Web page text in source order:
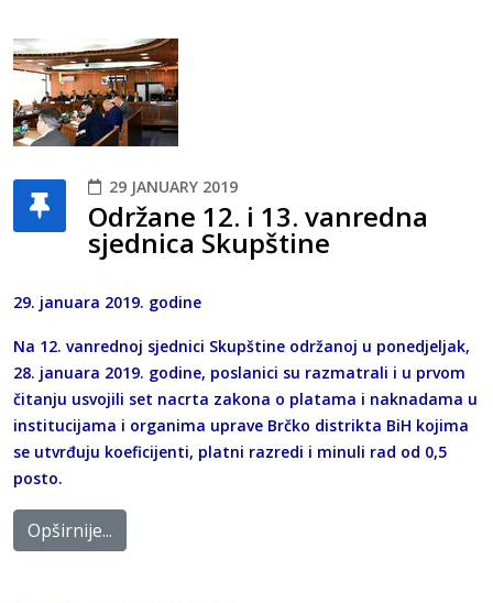
29 JANUARY 2019
Održane 12. i 13. vanredna
sjednica Skupštine
29. januara 2019. godine
Na 12. vanrednoj sjednici Skupštine održanoj u ponedjeljak,
28. januara 2019. godine, poslanici su razmatrali i u prvom
čitanju usvojili set nacrta zakona o platama i naknadama u
institucijama i organima uprave Brčko distrikta BiH kojima
se utvrđuju koeficijenti, platni razredi i minuli rad od 0,5
posto.
Opširnije...